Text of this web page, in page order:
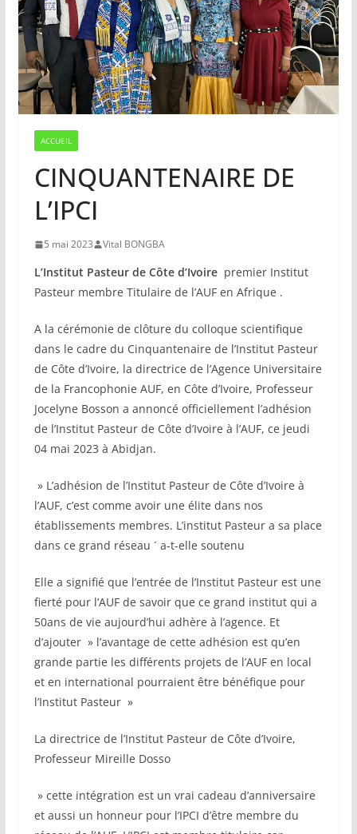
ACCUEIL
CINQUANTENAIRE DE
L’IPCI
5 mai 2023 Vital BONGBA
L’Institut Pasteur de Côte d’Ivoirepremier Institut
Pasteur membre Titulaire de l’AUF en Afrique .
A la cérémonie de clôture du colloque scientifique
dans le cadre du Cinquantenaire de l’Institut Pasteur
de Côte d’Ivoire, la directrice de l’Agence Universitaire
de la Francophonie AUF, en Côte d’Ivoire, Professeur
Jocelyne Bosson a annoncé officiellement l’adhésion
de l’Institut Pasteur de Côte d’Ivoire à l’AUF, ce jeudi
04 mai 2023 à Abidjan.
» L’adhésion de l’Institut Pasteur de Côte d’Ivoire à
l’AUF, c’est comme avoir une élite dans nos
établissements membres. L’institut Pasteur a sa place
dans ce grand réseau ´ a-t-elle soutenu
Elle a signifié que l’entrée de l’Institut Pasteur est une
fierté pour l’AUF de savoir que ce grand institut qui a
50ans de vie aujourd’hui adhère à l’agence. Et
d’ajouter » l’avantage de cette adhésion est qu’en
grande partie les différents projets de l’AUF en local
et en international pourraient être bénéfique pour
l’Institut Pasteur »
La directrice de l’Institut Pasteur de Côte d’Ivoire,
Professeur Mireille Dosso
» cette intégration est un vrai cadeau d’anniversaire
et aussi un honneur pour l’IPCI d’être membre du